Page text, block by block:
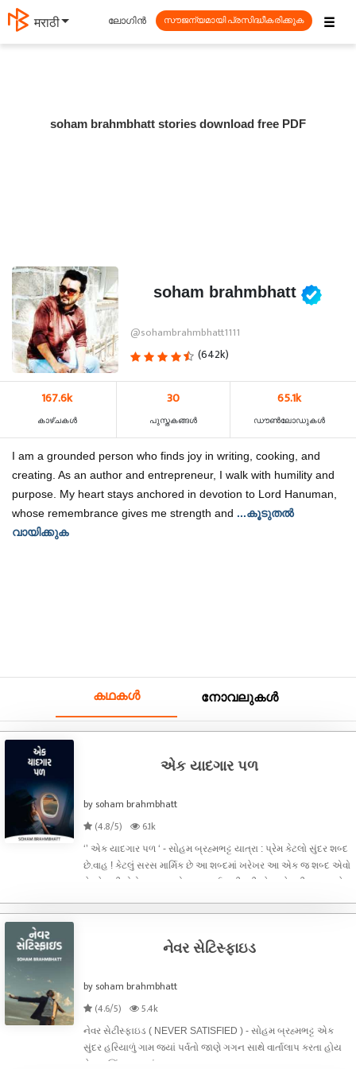
मराठी ☰
ലോഗിൻ സൗജന്യമായി പ്രസിദ്ധീകരിക്കുക
soham brahmbhatt stories download free PDF
soham brahmbhatt
@sohambrahmbhatt1111
(642k)
167.6k
കാഴ്‌ചകൾ
30
പുസ്തകങ്ങൾ
65.1k
ഡൗൺലോഡുകൾ
I am a grounded person who finds joy in writing, cooking, and
creating. As an author and entrepreneur, I walk with humility and
purpose. My heart stays anchored in devotion to Lord Hanuman,
whose remembrance gives me strength and ...കൂടുതൽ
വായിക്കുക
കഥകൾ നോവലുകൾ
એક યાદગાર પળ
by soham brahmbhatt
(4.8/5)
6.1k
‘’ એક યાદગાર પળ ‘ - સોહમ બ્રહ્મભટ્ટ યાત્રા : પ્રેમ કેટલો સુંદર શબ્દ
છે.વાહ ! કેટલું સરસ માર્મિક છે આ શબ્દમાં ખરેખર આ એક જ શબ્દ એવો
છે જેનાથી મોટો મૂછ મારાળો પણ આઈસ્ક્રીમની જેમ ઓગળી જાય. પ્રેમ
નેવર સેટિસ્ફાઇડ
by soham brahmbhatt
(4.6/5)
5.4k
નેવર સેટીસ્ફાઇડ ( NEVER SATISFIED ) - સોહમ બ્રહ્મભટ્ટ એક
સુંદર હરિયાળું ગામ જ્યાં પર્વતો જાણે ગગન સાથે વાર્તાલાપ કરતા હોય
તેટલા ઊંચા લાગતાં હતા